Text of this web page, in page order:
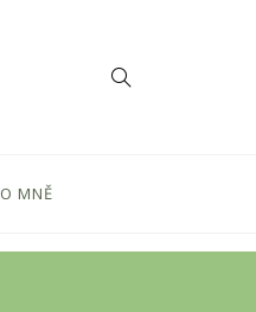
O MNĚ